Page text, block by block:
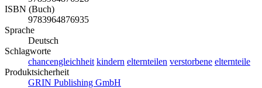
ISBN (Buch)
9783964876935
Sprache
Deutsch
Schlagworte
chancengleichheit kindern elternteilen verstorbene elternteile
Produktsicherheit
GRIN Publishing GmbH